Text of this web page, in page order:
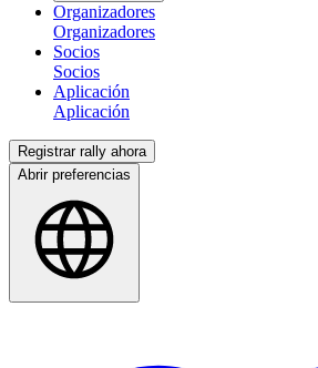
Organizadores
Socios
Aplicación
Registrar rally ahora
Abrir preferencias